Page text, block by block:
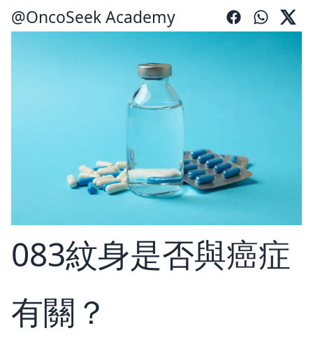
@OncoSeek Academy
083紋身是否與癌症
有關？